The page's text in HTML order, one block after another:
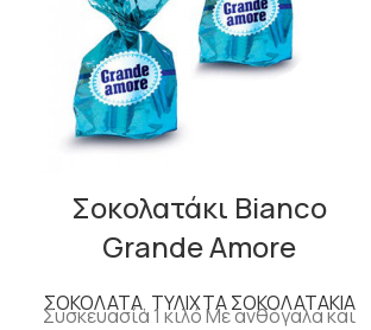
Σοκολατάκι Bianco
Grande Amore
ΣΟΚΟΛΑΤΑ, ΤΥΛΙΧΤΑ ΣΟΚΟΛΑΤΑΚΙΑ
Συσκευασία 1 κιλό Με ανθόγαλα και